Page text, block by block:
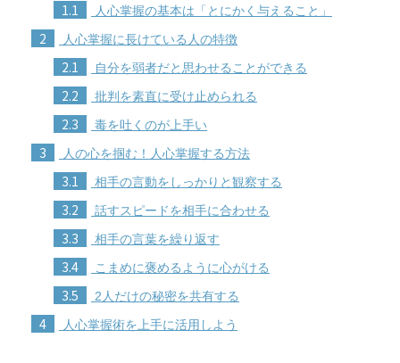
1.1 人心掌握の基本は「とにかく与えること」
2 人心掌握に長けている人の特徴
2.1 自分を弱者だと思わせることができる
2.2 批判を素直に受け止められる
2.3 毒を吐くのが上手い
3 人の心を掴む！人心掌握する方法
3.1 相手の言動をしっかりと観察する
3.2 話すスピードを相手に合わせる
3.3 相手の言葉を繰り返す
3.4 こまめに褒めるように心がける
3.5 2人だけの秘密を共有する
4 人心掌握術を上手に活用しよう